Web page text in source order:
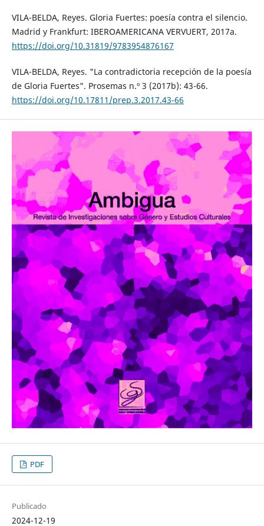
VILA-BELDA, Reyes. Gloria Fuertes: poesía contra el silencio.
Madrid y Frankfurt: IBEROAMERICANA VERVUERT, 2017a.
https://doi.org/10.31819/9783954876167
VILA-BELDA, Reyes. "La contradictoria recepción de la poesía
de Gloria Fuertes". Prosemas n.º 3 (2017b): 43-66.
https://doi.org/10.17811/prep.3.2017.43-66
PDF
Publicado
2024-12-19